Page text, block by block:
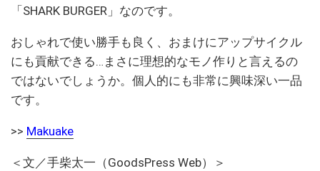
「SHARK BURGER」なのです。
おしゃれで使い勝手も良く、おまけにアップサイクル
にも貢献できる…まさに理想的なモノ作りと言えるの
ではないでしょうか。個人的にも非常に興味深い一品
です。
>> Makuake
＜文／手柴太一（GoodsPress Web）＞